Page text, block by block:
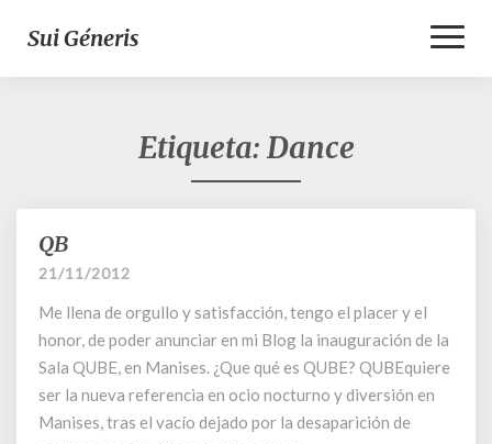
Sui Géneris
Etiqueta:Dance
QB
QB
21/11/2012
Me llena de orgullo y satisfacción, tengo el placer y el
honor, de poder anunciar en mi Blog la inauguración de la
Sala QUBE, en Manises. ¿Que qué es QUBE? QUBEquiere
ser la nueva referencia en ocio nocturno y diversión en
Manises, tras el vacío dejado por la desaparición de